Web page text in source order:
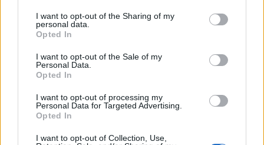
I want to opt-out of the Sharing of my
personal data.
Opted In
I want to opt-out of the Sale of my
Personal Data.
Opted In
I want to opt-out of processing my
Personal Data for Targeted Advertising.
Opted In
I want to opt-out of Collection, Use,
Miroslav Patrik: Končíme s pořádáním ankety Zelená
perla. Proč?
7.7.2026
Diskuse: 30
ročníku ankety Zelená perla.
Na konci června 2026 ovšem
výsledky ankety během jejích třiceti ročníků